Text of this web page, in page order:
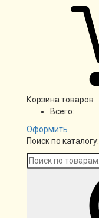
Корзина товаров
Всего:
Оформить
Поиск по каталогу: